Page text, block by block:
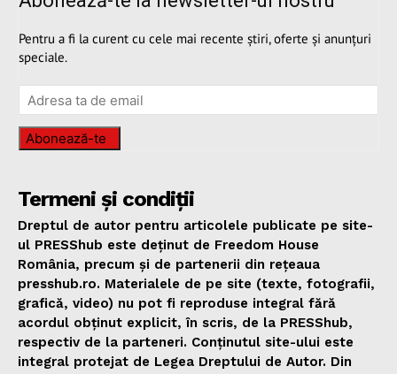
Pentru a fi la curent cu cele mai recente știri, oferte și anunțuri
speciale.
Abonează-te
Termeni și condiții
Dreptul de autor pentru articolele publicate pe site-
ul PRESShub este deținut de Freedom House
România, precum și de partenerii din rețeaua
presshub.ro. Materialele de pe site (texte, fotografii,
grafică, video) nu pot fi reproduse integral fără
acordul obținut explicit, în scris, de la PRESShub,
respectiv de la parteneri. Conținutul site-ului este
integral protejat de Legea Dreptului de Autor. Din